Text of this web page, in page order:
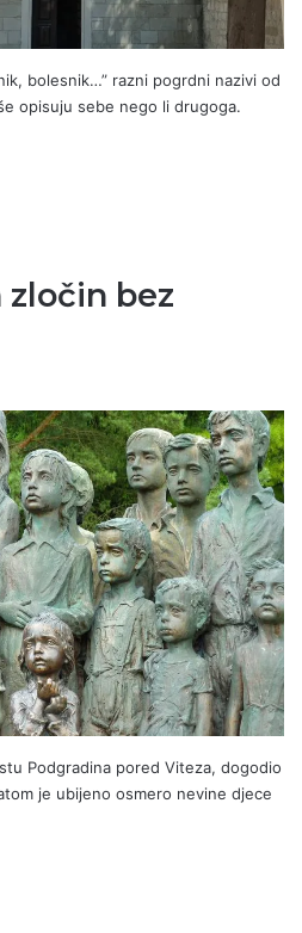
bolesnik…” razni pogrdni nazivi od
opisuju sebe nego li drugoga.
bez
Podgradina pored Viteza, dogodio
je ubijeno osmero nevine djece